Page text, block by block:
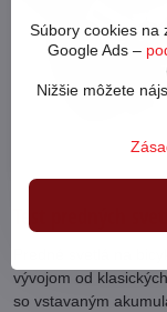
Test predných
Predné svetlá na
vývojom od
so vstavaným
Súbory cookies na
Google Ads –
Nižšie môžete